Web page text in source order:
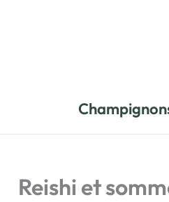
Reishi et